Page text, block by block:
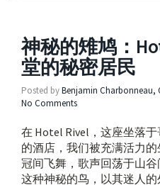
神秘的雉鸠：
堂的秘密居民
Posted byBenjamin Charbonneau,
No Comments
在 Hotel Rivel，这座坐落
的酒店，我们被充满活力
冠间飞舞，歌声回荡于山谷
这种神秘的鸟，以其迷人